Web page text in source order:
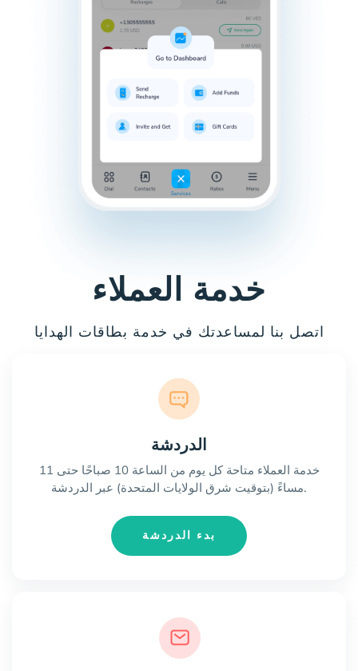
خدمة العملاء
اتصل بنا لمساعدتك في خدمة بطاقات الهدايا
الدردشة
خدمة العملاء متاحة كل يوم من الساعة 10 صباحًا حتى 11
مساءً (بتوقيت شرق الولايات المتحدة) عبر الدردشة.
بدء الدردشة